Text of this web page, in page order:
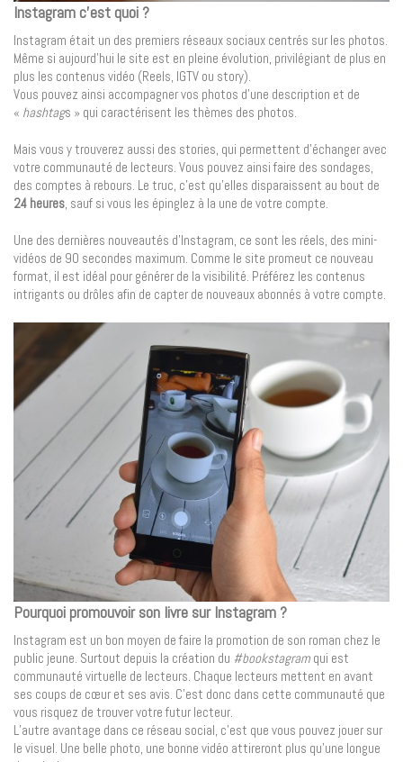
Instagram c’est quoi ?
Instagram était un des premiers réseaux sociaux centrés sur les photos.
Même si aujourd’hui le site est en pleine évolution, privilégiant de plus en
plus les contenus vidéo (Reels, IGTV ou story).
Vous pouvez ainsi accompagner vos photos d’une description et de
« hashtags » qui caractérisent les thèmes des photos.
Mais vous y trouverez aussi des stories, qui permettent d’échanger avec
votre communauté de lecteurs. Vous pouvez ainsi faire des sondages,
des comptes à rebours. Le truc, c’est qu’elles disparaissent au bout de
24 heures, sauf si vous les épinglez à la une de votre compte.
Une des dernières nouveautés d’Instagram, ce sont les réels, des mini-
vidéos de 90 secondes maximum. Comme le site promeut ce nouveau
format, il est idéal pour générer de la visibilité. Préférez les contenus
intrigants ou drôles afin de capter de nouveaux abonnés à votre compte.
Pourquoi promouvoir son livre sur Instagram ?
Instagram est un bon moyen de faire la promotion de son roman chez le
public jeune. Surtout depuis la création du #bookstagram qui est
communauté virtuelle de lecteurs. Chaque lecteurs mettent en avant
ses coups de cœur et ses avis. C’est donc dans cette communauté que
vous risquez de trouver votre futur lecteur.
L’autre avantage dans ce réseau social, c’est que vous pouvez jouer sur
le visuel. Une belle photo, une bonne vidéo attireront plus qu’une longue